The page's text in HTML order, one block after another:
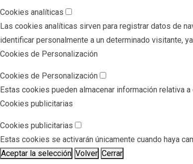
Cookies analíticas
Las cookies analíticas sirven para registrar datos de
identificar personalmente a un determinado visitante,
Cookies de Personalización
Cookies de Personalización
Estas cookies pueden almacenar información relativa
Cookies publicitarias
Cookies publicitarias
Estas cookies se activarán únicamente cuando haya
Aceptar la selección Volver Cerrar